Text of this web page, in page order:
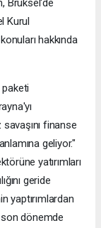
Kurul
hakkında
paketi
finanse
geliyor."
yatırımları
geride
yaptırımlardan
dönemde